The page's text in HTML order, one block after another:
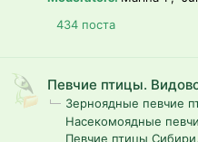
434 поста
Певчие птицы.
Зерноядные певчие
Насекомоядные
Певчие птицы